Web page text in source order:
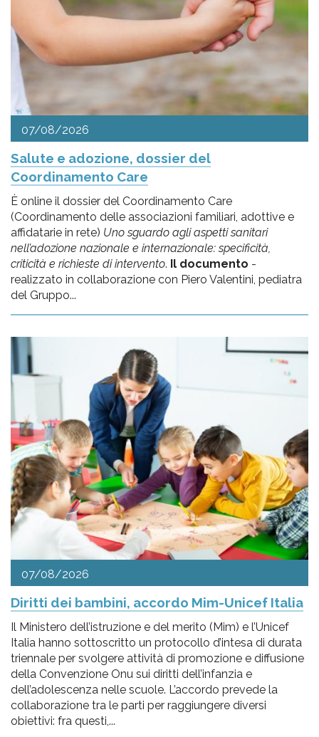
l'infanzia
e
l'adolescenza
07/08/2026
Salute e adozione, dossier del
Coordinamento Care
È online il dossier del Coordinamento Care
(Coordinamento delle associazioni familiari, adottive e
affidatarie in rete) Uno sguardo agli aspetti sanitari
nell’adozione nazionale e internazionale: specificità,
criticità e richieste di intervento. Il documento -
realizzato in collaborazione con Piero Valentini, pediatra
del Gruppo...
07/08/2026
Diritti dei bambini, accordo Mim-Unicef Italia
Il Ministero dell’istruzione e del merito (Mim) e l’Unicef
Italia hanno sottoscritto un protocollo d’intesa di durata
triennale per svolgere attività di promozione e diffusione
della Convenzione Onu sui diritti dell’infanzia e
dell’adolescenza nelle scuole. L’accordo prevede la
collaborazione tra le parti per raggiungere diversi
obiettivi: fra questi,...